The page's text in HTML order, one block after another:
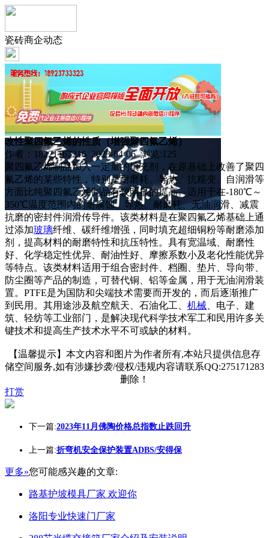
瓷砖商企动态
改性聚四氟乙烯的性质（增强聚四氟乙烯）
作者：18221167216 2023-04-06 浏览:125
聚四氟乙烯制品加入一定量的填充剂，在原基础上改善了聚四
氟乙烯的某些特性，特别是耐磨耗、导热、抗糯变、自润滑等
方面比纯聚四氟乙烯制品有较明显的提高。适用于在-180℃～
350℃温度范围内的耐腐蚀、导热、耐磨耗、无油润滑、减震
抗磨的密封件润滑传导件。该类材料是在聚四氟乙烯基础上通
过添加玻璃纤维、碳纤维增强，同时填充超细铜粉等耐磨添加
剂，提高材料的耐磨特性和抗压特性。具有宽温域、耐磨性
好、化学稳定性优异、耐油性好、摩擦系数小及老化性能优异
等特点。该类材料适用于组合密封件、档圈、垫片、导向带、
防尘圈等产品的制造，可替代铜、铝等金属，用于无油润滑装
置。PTFE是为国防和尖端技术需要而开发的，而后逐渐推广
到民用。其用途涉及航空航天、石油化工、 机械 、电子、建
筑、轻纺等工业部门，是解决现代科学技术军工和民用许多关
键技术和提高生产技术水平不可或缺的材料。
【温馨提示】本文内容和图片为作者所有,本站只提供信息存
储空间服务,如有涉嫌抄袭/侵权/违规内容请联系QQ:275171283
删除！
打赏
下一篇:2023年11月佛陶价格总指数止跌回升
上一篇:折弯机安全保护装置ADBS/安得保
更多»您可能感兴趣的文章:
路基护坡模具厂家 欢迎你
洛阳专业快速门厂家